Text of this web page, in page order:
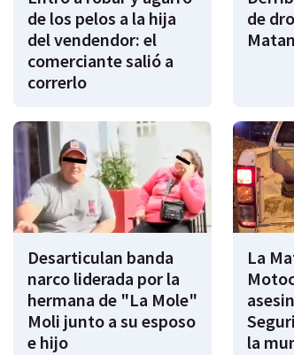
de los pelos a la hija
del vendendor: el
comerciante salió a
correrlo
de
Desarticulan banda
narco liderada por la
hermana de "La Mole"
Moli junto a su esposo
e hijo
La
la